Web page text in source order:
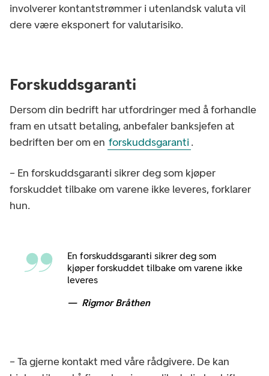
involverer kontantstrømmer i utenlandsk valuta vil
dere være eksponert for valutarisiko.
Forskuddsgaranti
Dersom din bedrift har utfordringer med å forhandle
fram en utsatt betaling, anbefaler banksjefen at
bedriften ber om en forskuddsgaranti .
– En forskuddsgaranti sikrer deg som kjøper
forskuddet tilbake om varene ikke leveres, forklarer
hun.
En forskuddsgaranti sikrer deg som
kjøper forskuddet tilbake om varene ikke
leveres
Rigmor Bråthen
– Ta gjerne kontakt med våre rådgivere. De kan